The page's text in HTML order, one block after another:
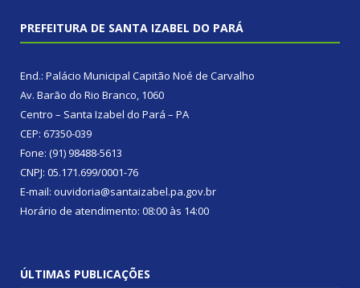
PREFEITURA DE SANTA IZABEL DO PARÁ
End.: Palácio Municipal Capitão Noé de Carvalho
Av. Barão do Rio Branco, 1060
Centro – Santa Izabel do Pará – PA
CEP: 67350-039
Fone: (91) 98488-5613
CNPJ: 05.171.699/0001-76
E-mail: ouvidoria@santaizabel.pa.gov.br
Horário de atendimento: 08:00 às 14:00
ÚLTIMAS PUBLICAÇÕES